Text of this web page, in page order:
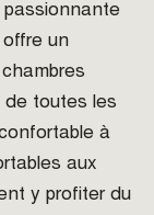
passionnante
un
de toutes les
à
aux
y profiter du